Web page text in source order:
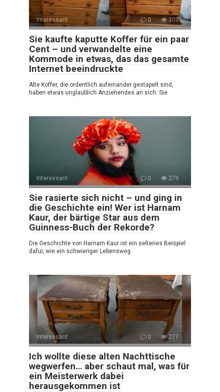
Interessant 0 305
Sie kaufte kaputte Koffer für ein paar
Cent – und verwandelte eine
Kommode in etwas, das das gesamte
Internet beeindruckte
Alte Koffer, die ordentlich aufeinander gestapelt sind,
haben etwas unglaublich Anziehendes an sich. Sie
Interessant 0 279
Sie rasierte sich nicht – und ging in
die Geschichte ein! Wer ist Harnam
Kaur, der bärtige Star aus dem
Guinness-Buch der Rekorde?
Die Geschichte von Harnam Kaur ist ein seltenes Beispiel
dafür, wie ein schwieriger Lebensweg
Interessant 0 277
Ich wollte diese alten Nachttische
wegwerfen… aber schaut mal, was für
ein Meisterwerk dabei
herausgekommen ist